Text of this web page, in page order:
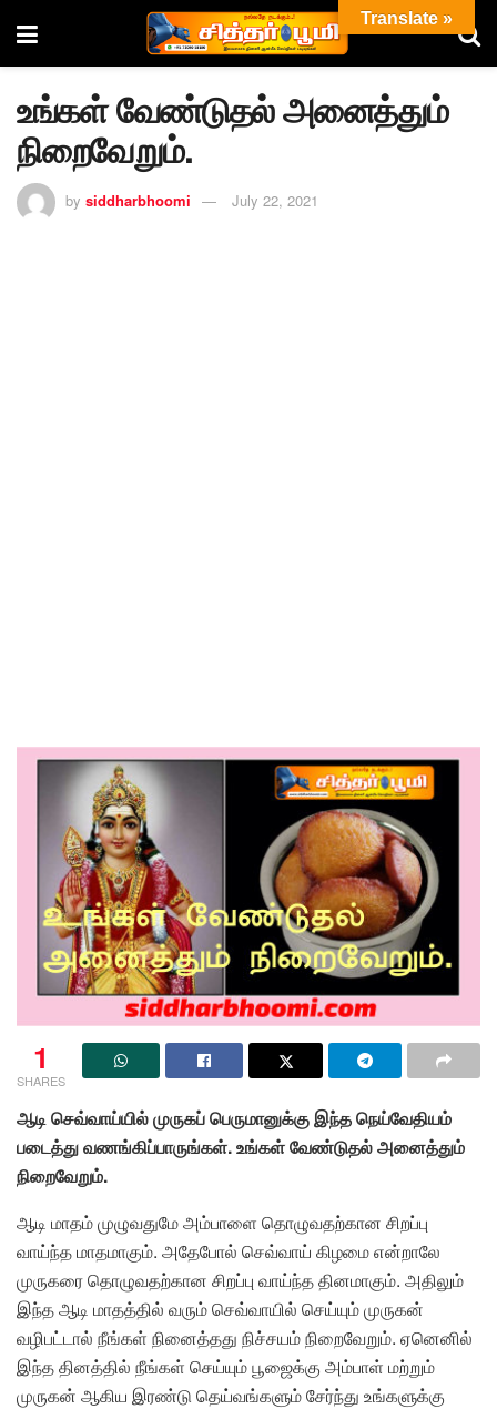
உங்கள் வேண்டுதல் அனைத்தும்
நிறைவேறும்.
by siddharbhoomi July 22, 2021
1
SHARES
ஆடி செவ்வாய்யில் முருகப் பெருமானுக்கு இந்த நெய்வேதியம்
படைத்து வணங்கிப்பாருங்கள். உங்கள் வேண்டுதல் அனைத்தும்
நிறைவேறும்.
ஆடி மாதம் முழுவதுமே அம்பாளை தொழுவதற்கான சிறப்பு
வாய்ந்த மாதமாகும். அதேபோல் செவ்வாய் கிழமை என்றாலே
முருகரை தொழுவதற்கான சிறப்பு வாய்ந்த தினமாகும். அதிலும்
இந்த ஆடி மாதத்தில் வரும் செவ்வாயில் செய்யும் முருகன்
வழிபட்டால் நீங்கள் நினைத்தது நிச்சயம் நிறைவேறும். ஏனெனில்
இந்த தினத்தில் நீங்கள் செய்யும் பூஜைக்கு அம்பாள் மற்றும்
முருகன் ஆகிய இரண்டு தெய்வங்களும் சேர்ந்து உங்களுக்கு
Translate »